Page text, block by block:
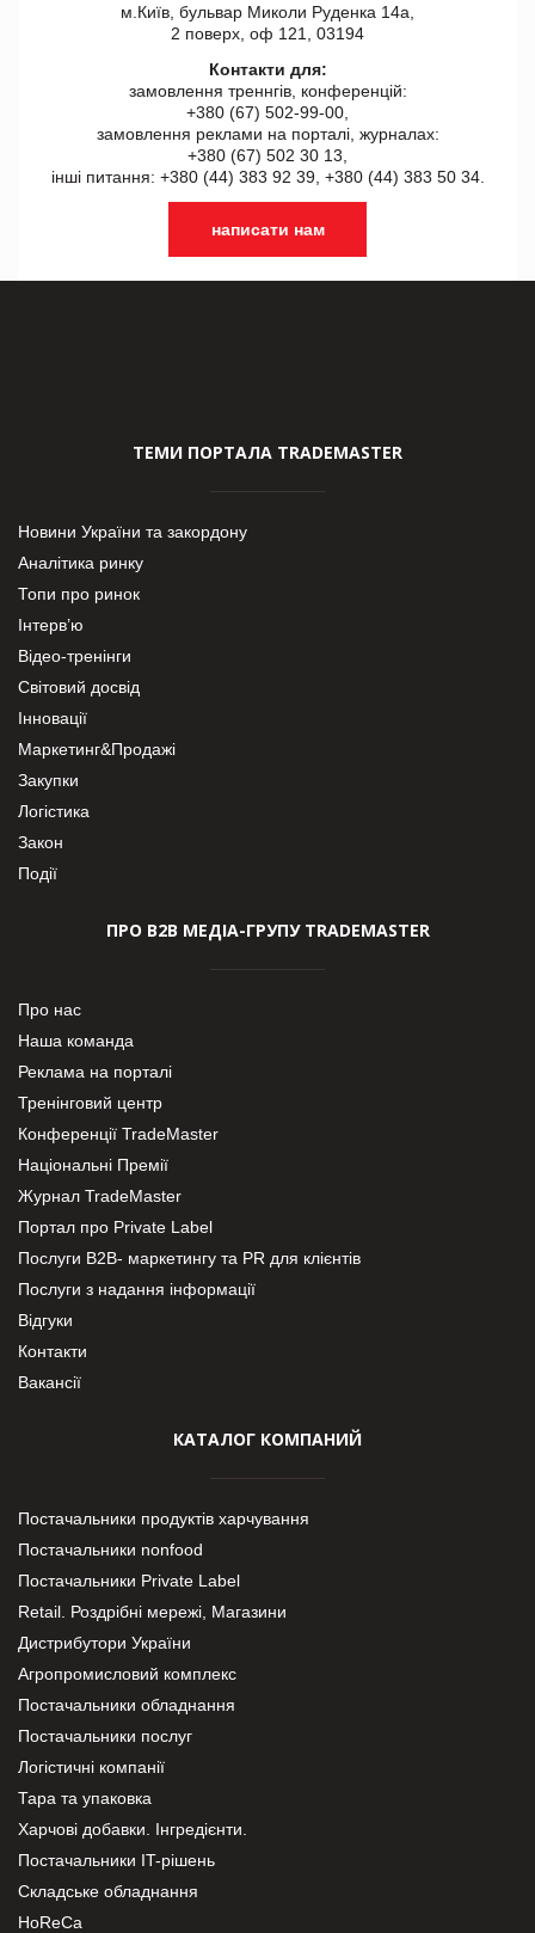
м.Київ, бульвар Миколи Руденка 14а,
2 поверх, оф 121, 03194
Контакти для:
замовлення треннгів, конференцій:
+380 (67) 502-99-00,
замовлення реклами на порталі, журналах:
+380 (67) 502 30 13,
інші питання: +380 (44) 383 92 39, +380 (44) 383 50 34.
написати нам
ТЕМИ ПОРТАЛА TRADEMASTER
Новини України та закордону
Аналітика ринку
Топи про ринок
Інтерв’ю
Відео-тренінги
Світовий досвід
Інновації
Маркетинг&Продажі
Закупки
Логістика
Закон
Події
ПРО В2В МЕДІА-ГРУПУ TRADEMASTER
Про нас
Наша команда
Реклама на порталі
Тренінговий центр
Конференції TradeMaster
Національні Премії
Журнал TradeMaster
Портал про Private Label
Послуги В2В- маркетингу та PR для клієнтів
Послуги з надання інформації
Відгуки
Контакти
Вакансії
КАТАЛОГ КОМПАНИЙ
Постачальники продуктів харчування
Постачальники nonfood
Постачальники Private Label
Retail. Роздрібні мережі, Магазини
Дистрибутори України
Агропромисловий комплекс
Постачальники обладнання
Постачальники послуг
Логістичні компанії
Тара та упаковка
Харчові добавки. Інгредієнти.
Постачальники IT-рішень
Складське обладнання
HoReCa